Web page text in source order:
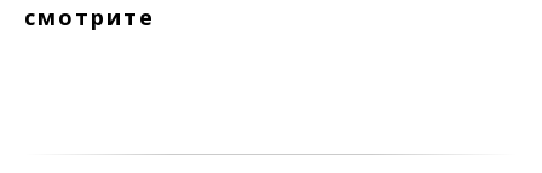
смотрите